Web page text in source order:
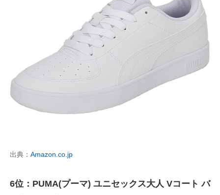
出典： Amazon.co.jp
6位：PUMA(プーマ) ユニセックス大人 Vコート バ